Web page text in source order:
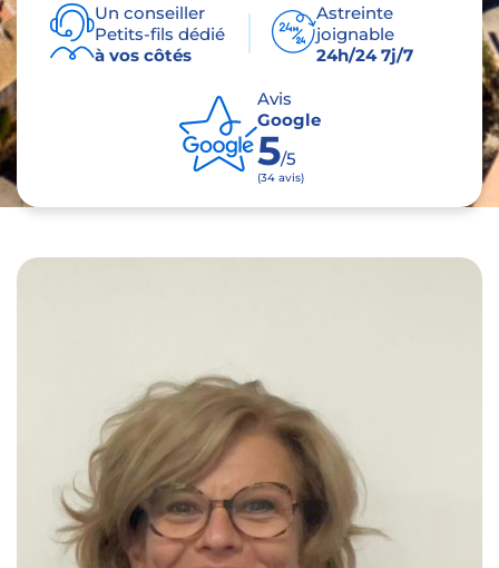
Un conseiller
Petits-fils dédié
à vos côtés
Astreinte
joignable
24h/24 7j/7
Avis
Google
5/5
(34 avis)